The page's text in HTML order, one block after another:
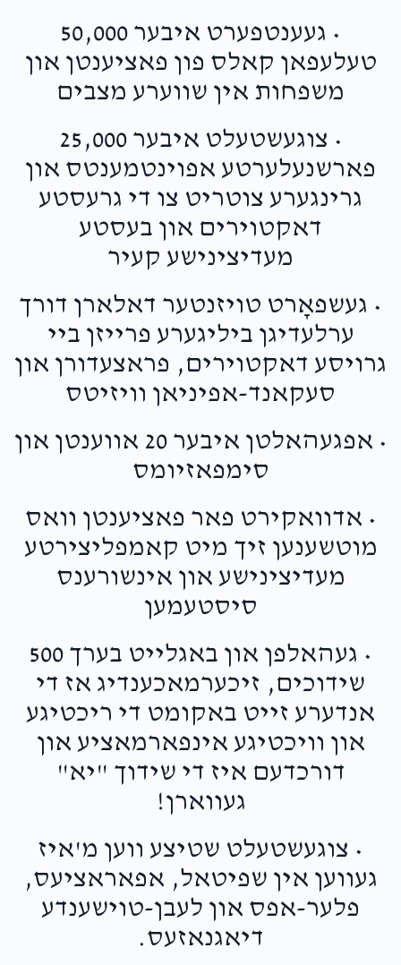
• געענטפערט איבער 50,000
טעלעפאן קאלס פון פאציענטן און
משפחות אין שווערע מצבים
• צוגעשטעלט איבער 25,000
פארשנעלערטע אפוינטמענטס און
גרינגערע צוטריט צו די גרעסטע
דאקטוירים און בעסטע
מעדיצינישע קעיר
• געשפאָרט טויזנטער דאלארן דורך
ערלעדיגן ביליגערע פרייזן ביי
גרויסע דאקטוירים, פראצעדורן און
סעקאנד-אפיניאן וויזיטס
• אפגעהאלטן איבער 20 אווענטן און
סימפאזיומס
• אדוואקירט פאר פאציענטן וואס
מוטשענען זיך מיט קאמפליצירטע
מעדיצינישע און אינשורענס
סיסטעמען
• געהאלפן און באגלייט בערך 500
שידוכים, זיכערמאכענדיג אז די
אנדערע זייט באקומט די ריכטיגע
און וויכטיגע אינפארמאציע און
דורכדעם איז די שידוך "יא"
געווארן!
• צוגעשטעלט שטיצע ווען מ'איז
געווען אין שפיטאל, אפאראציעס,
פלער-אפס און לעבן-טוישענדע
דיאגנאזעס.